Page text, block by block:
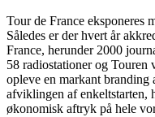
Tour de France eksponeres
Således er der hvert år
France, herunder 2000
58 radiostationer og
opleve en markant
afviklingen af
økonomisk aftryk på hele